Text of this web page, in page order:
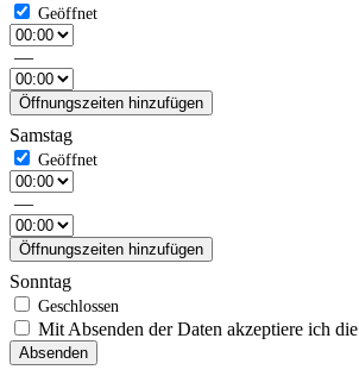
—
Öffnungszeiten hinzufügen
Samstag
—
Öffnungszeiten hinzufügen
Sonntag
Mit Absenden der Daten akzeptiere ich die
Absenden